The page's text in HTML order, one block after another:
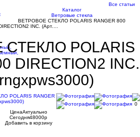
Все статьи
Каталог
Ветровые стекла
ВЕТРОВОЕ СТЕКЛО POLARIS RANGER 800
INC. (Арт.…
POLARIS
DIRECTION2 INC.
0
ЦенаАктуально
Сегодня48000p
Добавить в корзину